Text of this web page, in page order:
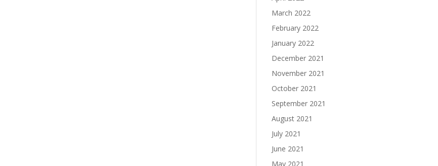
March 2022
February 2022
January 2022
December 2021
November 2021
October 2021
September 2021
August 2021
July 2021
June 2021
May 2021